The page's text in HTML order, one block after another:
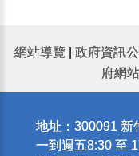
網站導覽 政府資訊
府網
地址：300091 新
一到週五8:30 至